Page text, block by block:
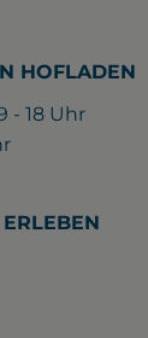
HOFLADEN
- 18 Uhr